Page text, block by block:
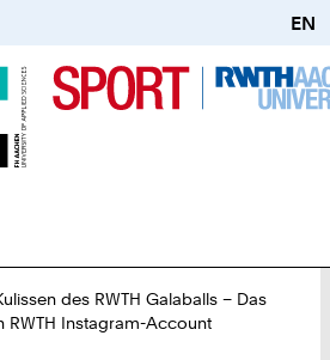
EN
des RWTH Galaballs – Das
RWTH Instagram-Account